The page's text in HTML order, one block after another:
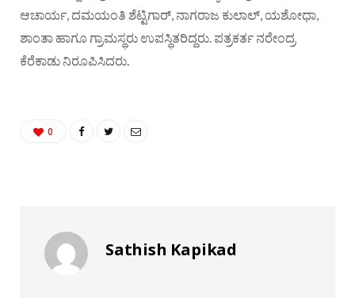
ಆಚಾರ್ಯ, ದಮಯಂತಿ ಶೆಟ್ಟಿಗಾರ್, ನಾಗರಾಜ ಕುಲಾಲ್, ಯಶೋಧಾ,
ಶಾಂತಾ ಹಾಗೂ ಗ್ರಾಮಸ್ಥರು ಉಪಸ್ಥಿತರಿದ್ದರು. ಪತ್ರಕರ್ತ ನರೇಂದ್ರ
ಕೆರೆಕಾಡು ನಿರೂಪಿಸಿದರು.
0
Sathish Kapikad